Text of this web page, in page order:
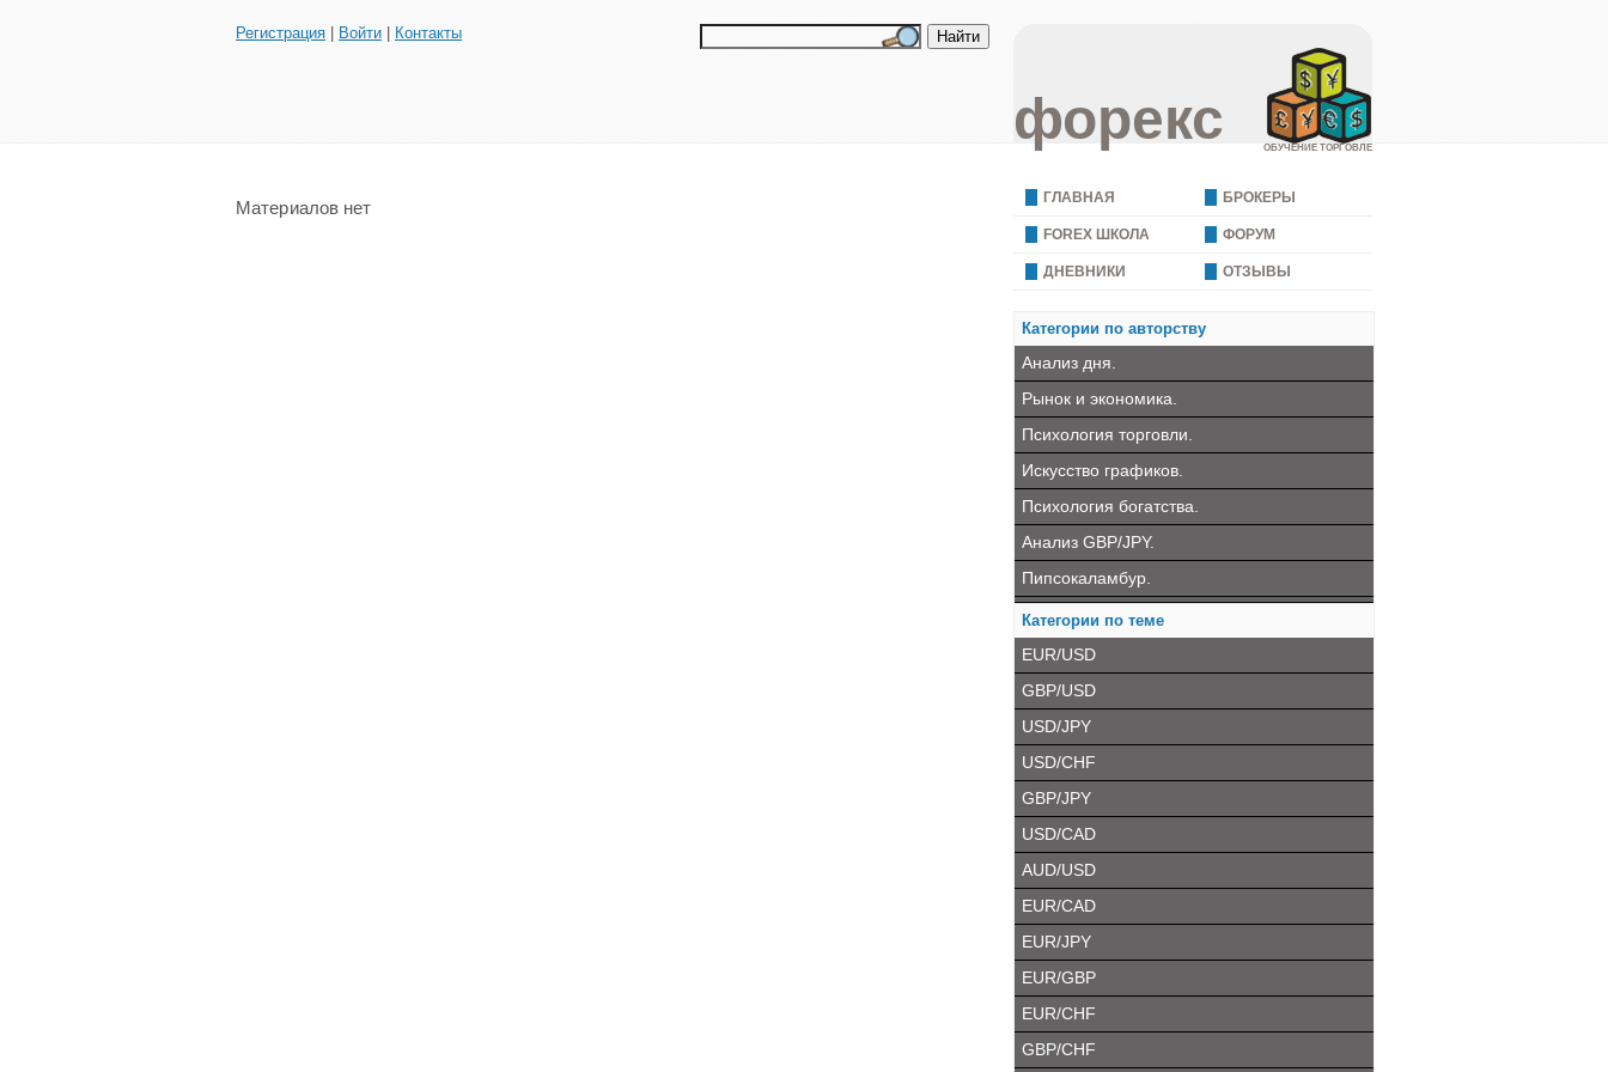
Регистрация Войти Контакты
форекс ОБУЧЕНИЕ ТОРГОВЛЕ
ГЛАВНАЯ БРОКЕРЫ
FOREX ШКОЛА ФОРУМ
ДНЕВНИКИ ОТЗЫВЫ
Категории по авторству
Анализ дня.
Рынок и экономика.
Психология торговли.
Искусство графиков.
Психология богатства.
Анализ GBP/JPY.
Пипсокаламбур.
Категории по теме
EUR/USD
GBP/USD
USD/JPY
USD/CHF
GBP/JPY
USD/CAD
AUD/USD
EUR/CAD
EUR/JPY
EUR/GBP
EUR/CHF
GBP/CHF
Материалов нет